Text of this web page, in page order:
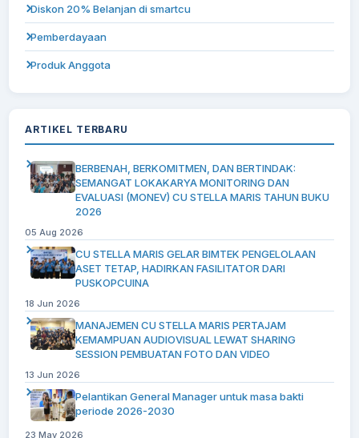
Diskon 20% Belanjan di smartcu
Pemberdayaan
Produk Anggota
ARTIKEL TERBARU
BERBENAH, BERKOMITMEN, DAN BERTINDAK:
SEMANGAT LOKAKARYA MONITORING DAN
EVALUASI (MONEV) CU STELLA MARIS TAHUN BUKU
2026
05 Aug 2026
CU STELLA MARIS GELAR BIMTEK PENGELOLAAN
ASET TETAP, HADIRKAN FASILITATOR DARI
PUSKOPCUINA
18 Jun 2026
MANAJEMEN CU STELLA MARIS PERTAJAM
KEMAMPUAN AUDIOVISUAL LEWAT SHARING
SESSION PEMBUATAN FOTO DAN VIDEO
13 Jun 2026
Pelantikan General Manager untuk masa bakti
periode 2026-2030
23 May 2026